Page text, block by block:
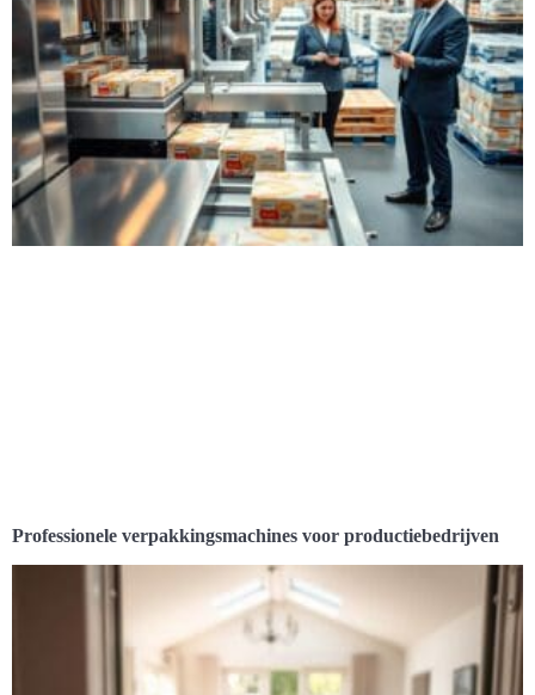
Professionele verpakkingsmachines voor productiebedrijven